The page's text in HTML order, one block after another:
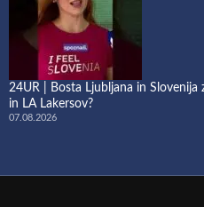
24UR | Bosta Ljubljana in
in LA Lakersov?
07.08.2026